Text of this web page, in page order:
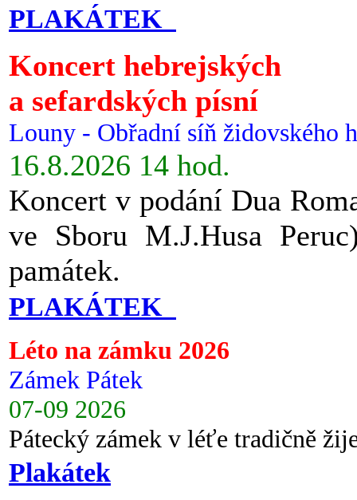
PLAKÁTEK
Koncert hebrejských
a sefardských písní
Louny - Obřadní síň židovského
16.8.2026 14 hod.
Koncert v podání Dua
ve Sboru M.J.Husa
památek.
PLAKÁTEK
Léto na zámku 2026
Zámek Pátek
07-09 2026
Pátecký zámek v léťe tradičně
Plakátek